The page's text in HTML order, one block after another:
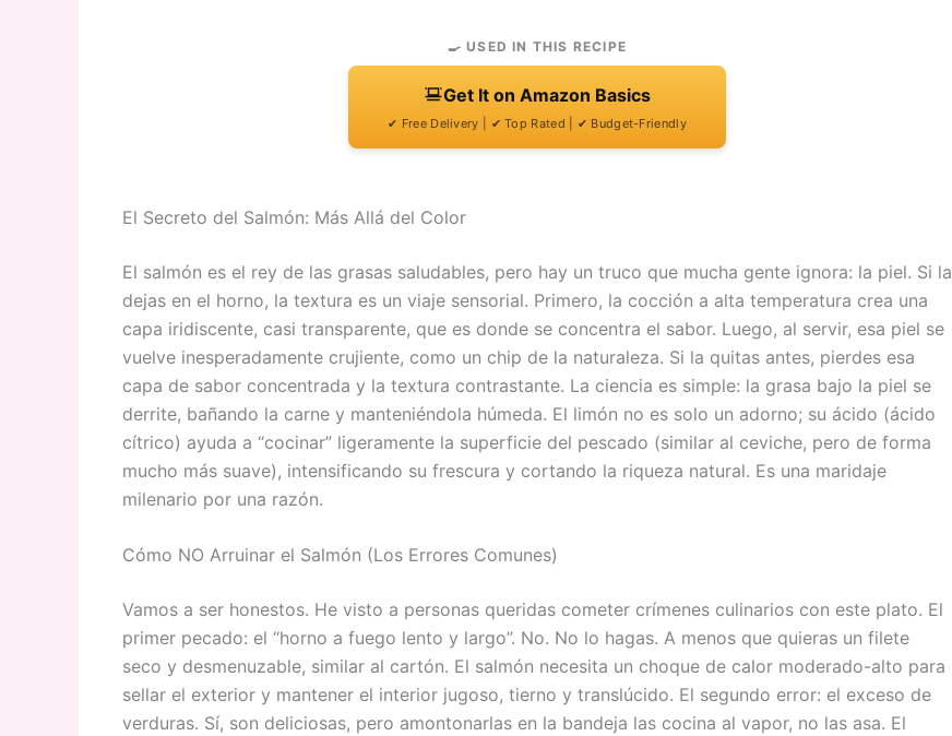
🍳 USED IN THIS RECIPE
Get It on Amazon Basics
✔ Free Delivery | ✔ Top Rated | ✔ Budget-Friendly
El Secreto del Salmón: Más Allá del Color
El salmón es el rey de las grasas saludables, pero hay un truco que mucha gente ignora: la piel. Si la
dejas en el horno, la textura es un viaje sensorial. Primero, la cocción a alta temperatura crea una
capa iridiscente, casi transparente, que es donde se concentra el sabor. Luego, al servir, esa piel se
vuelve inesperadamente crujiente, como un chip de la naturaleza. Si la quitas antes, pierdes esa
capa de sabor concentrada y la textura contrastante. La ciencia es simple: la grasa bajo la piel se
derrite, bañando la carne y manteniéndola húmeda. El limón no es solo un adorno; su ácido (ácido
cítrico) ayuda a “cocinar” ligeramente la superficie del pescado (similar al ceviche, pero de forma
mucho más suave), intensificando su frescura y cortando la riqueza natural. Es una maridaje
milenario por una razón.
Cómo NO Arruinar el Salmón (Los Errores Comunes)
Vamos a ser honestos. He visto a personas queridas cometer crímenes culinarios con este plato. El
primer pecado: el “horno a fuego lento y largo”. No. No lo hagas. A menos que quieras un filete
seco y desmenuzable, similar al cartón. El salmón necesita un choque de calor moderado-alto para
sellar el exterior y mantener el interior jugoso, tierno y translúcido. El segundo error: el exceso de
verduras. Sí, son deliciosas, pero amontonarlas en la bandeja las cocina al vapor, no las asa. El